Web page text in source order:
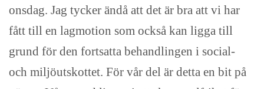
onsdag. Jag tycker ändå att det är bra att vi har
fått till en lagmotion som också kan ligga till
grund för den fortsatta behandlingen i social-
och miljöutskottet. För vår del är detta en bit på